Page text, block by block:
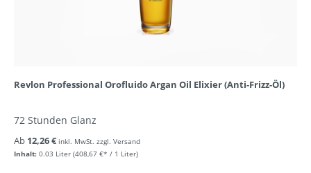
Revlon Professional Orofluido Argan Oil Elixier (Anti-Frizz-Öl)
72 Stunden Glanz
Inhalt: 0.03 Liter (408,67 €* / 1 Liter)
Ab 12,26 € inkl. MwSt. zzgl. Versand